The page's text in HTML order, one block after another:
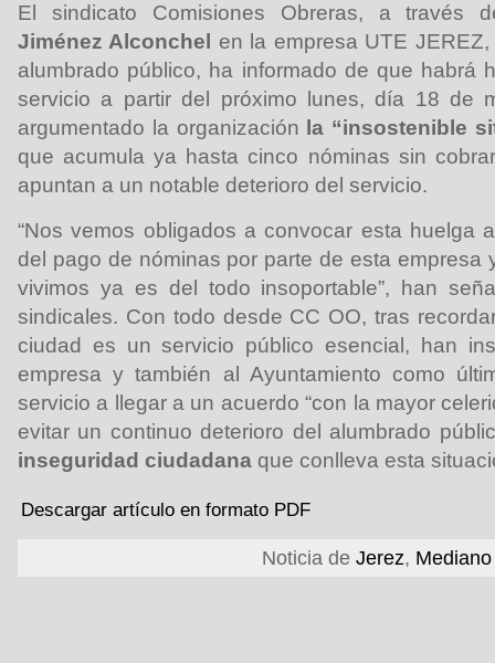
El sindicato Comisiones Obreras, a través
Jiménez Alconchel
en la empresa UTE
alumbrado público, ha informado de que habrá
servicio a partir del próximo lunes, día 18 de
argumentado la organización la “insostenible
que acumula ya hasta cinco nóminas sin
apuntan a un notable deterioro del servicio.
“Nos vemos obligados a convocar esta huelga
del pago de nóminas por parte de esta empresa
vivimos ya es del todo insoportable”, han
sindicales. Con todo desde CC OO, tras
ciudad es un servicio público esencial, han
empresa y también al Ayuntamiento como
servicio a llegar a un acuerdo “con la mayor
evitar un continuo deterioro del alumbrado
inseguridad ciudadana que conlleva esta
Descargar artículo en formato PDF
Noticia de Jerez,